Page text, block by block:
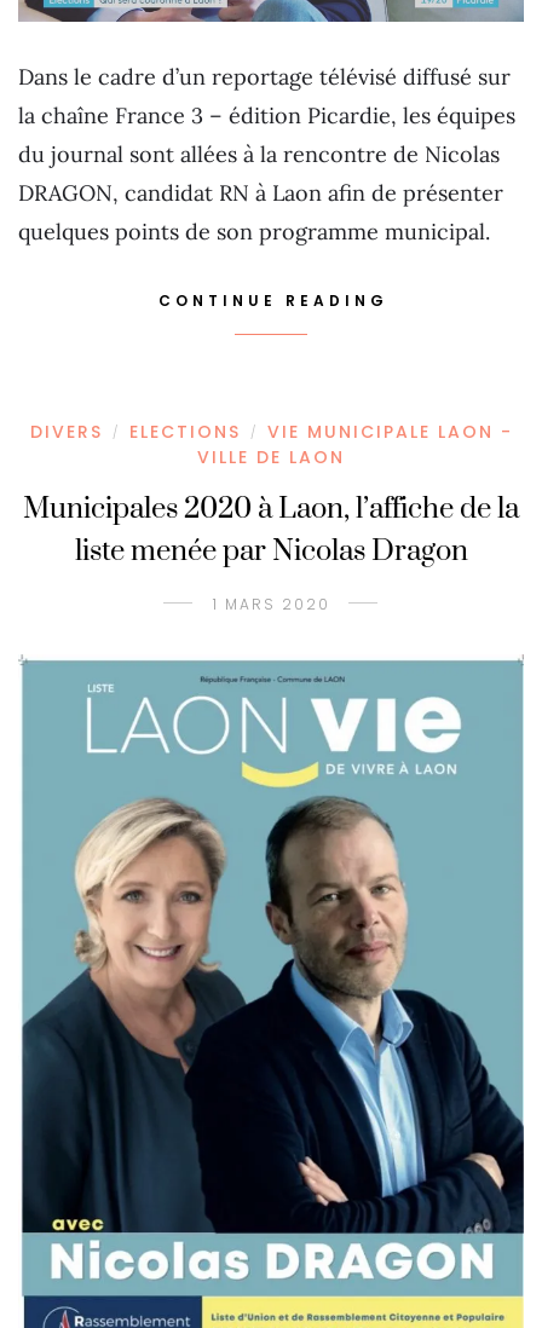
Dans le cadre d’un reportage télévisé diffusé sur
la chaîne France 3 – édition Picardie, les équipes
du journal sont allées à la rencontre de Nicolas
DRAGON, candidat RN à Laon afin de présenter
quelques points de son programme municipal.
CONTINUE READING
DIVERS / ELECTIONS /
VIE MUNICIPALE LAON -
VILLE DE LAON
Municipales 2020 à Laon, l’affiche de la
liste menée par Nicolas Dragon
1 MARS 2020